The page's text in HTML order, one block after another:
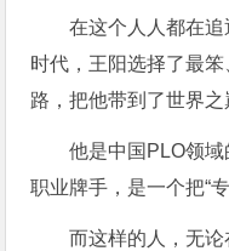
在这个人人都在
时代，王阳选择了最
路，把他带到了世界之
他是中国PLO领
职业牌手，是一个把“
而这样的人，无论